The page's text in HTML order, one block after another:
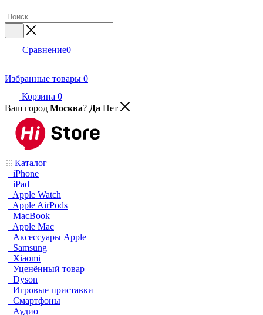
Сравнение0
Избранные товары 0
Корзина 0
Ваш город Москва? Да Нет
Каталог
iPhone
iPad
Apple Watch
Apple AirPods
MacBook
Apple Mac
Аксессуары Apple
Samsung
Xiaomi
Уценённый товар
Dyson
Игровые приставки
Смартфоны
Аудио